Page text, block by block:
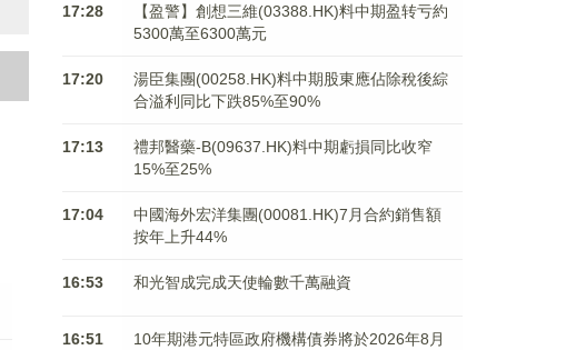
17:28
【盈警】創想三維(03388.HK)料中期盈转亏約
5300萬至6300萬元
17:20
湯臣集團(00258.HK)料中期股東應佔除稅後綜
合溢利同比下跌85%至90%
17:13
禮邦醫藥-B(09637.HK)料中期虧損同比收窄
15%至25%
17:04
中國海外宏洋集團(00081.HK)7月合約銷售額
按年上升44%
16:53 和光智成完成天使輪數千萬融資
16:51
10年期港元特區政府機構債券將於2026年8月